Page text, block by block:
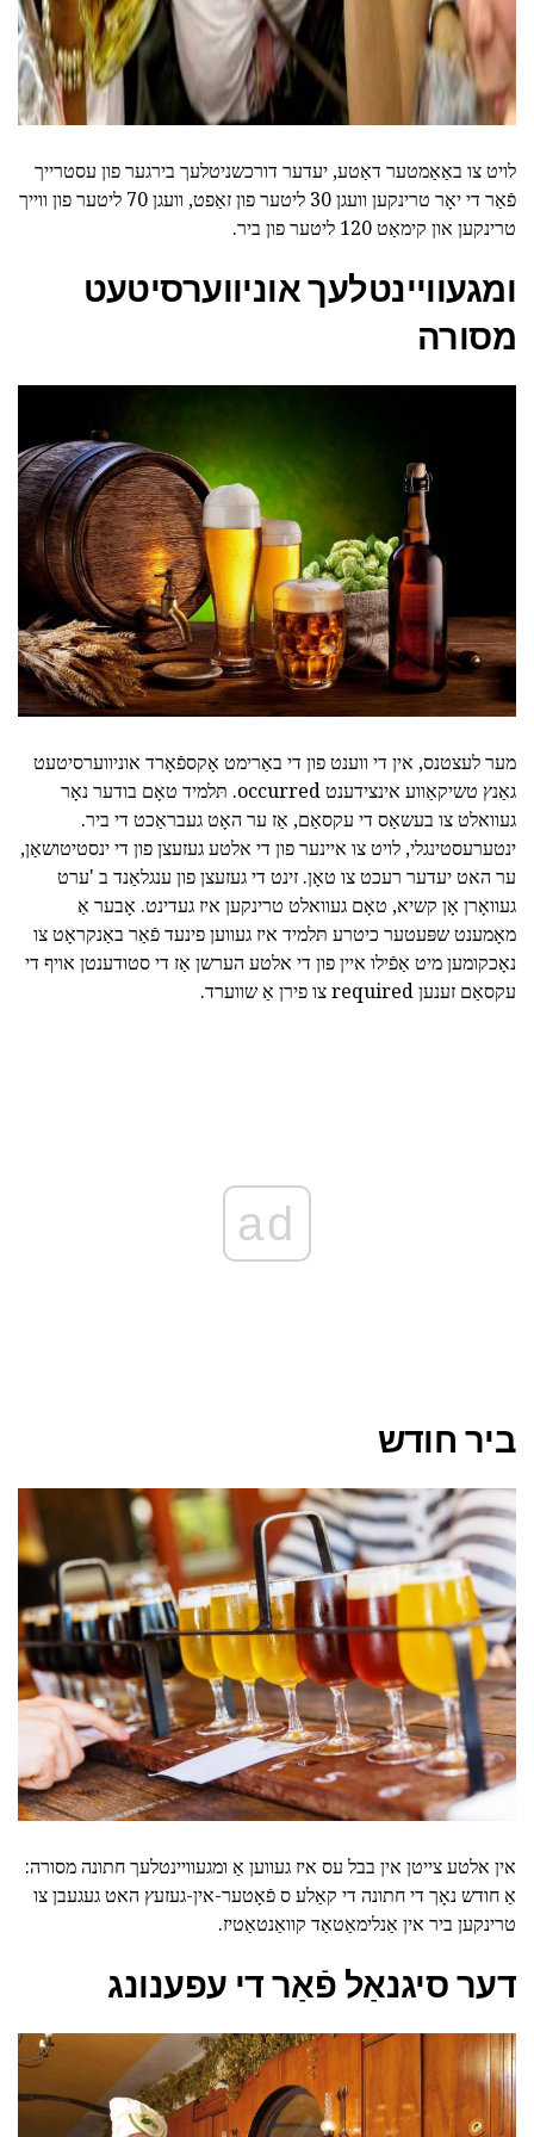
לויט צו באַאַמטער דאַטע, יעדער דורכשניטלעך בירגער פון עסטרייך
פֿאַר די יאָר טרינקען וועגן 30 ליטער פון זאַפט, וועגן 70 ליטער פון ווייך
טרינקען און קימאַט 120 ליטער פון ביר.
ומגעוויינטלעך אוניווערסיטעט
מסורה
מער לעצטנס, אין די ווענט פון די באַרימט אָקספֿאָרד אוניווערסיטעט
גאַנץ טשיקאַווע אינצידענט occurred. תּלמיד טאָם בודער נאָר
געוואלט צו בעשאַס די עקסאַם, אַז ער האָט געבראַכט די ביר.
ינטערעסטינגלי, לויט צו איינער פון די אלטע געזעצן פון די ינסטיטושאַן,
ער האט יעדער רעכט צו טאָן. זינט די געזעצן פון ענגלאַנד ב 'ערט
געוואָרן אָן קשיא, טאָם געוואלט טרינקען איז געדינט. אָבער אַ
מאָמענט שפּעטער כיטרע תּלמיד איז געווען פינעד פֿאַר באַנקראָט צו
נאָכקומען מיט אַפֿילו איין פון די אלטע הערשן אַז די סטודענטן אויף די
עקסאַם זענען required צו פירן אַ שווערד.
ad
ביר חודש
אין אלטע צייטן אין בבל עס איז געווען אַ ומגעוויינטלעך חתונה מסורה:
אַ חודש נאָך די חתונה די קאַלע ס פֿאָטער-אין-געזעץ האט געגעבן צו
טרינקען ביר אין אַנלימאַטאַד קוואַנטאַטיז.
דער סיגנאַל פֿאַר די עפענונג